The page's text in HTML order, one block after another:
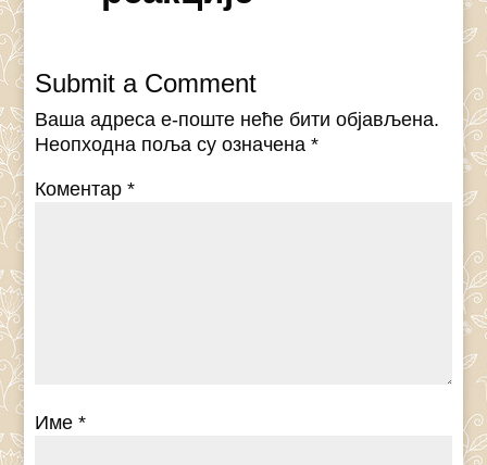
Submit a Comment
Ваша адреса е-поште неће бити објављена.
Неопходна поља су означена*
Коментар*
Име*